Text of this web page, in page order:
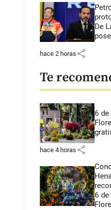
De
hace 2 horas share
Te
6
hace 4 horas share
6